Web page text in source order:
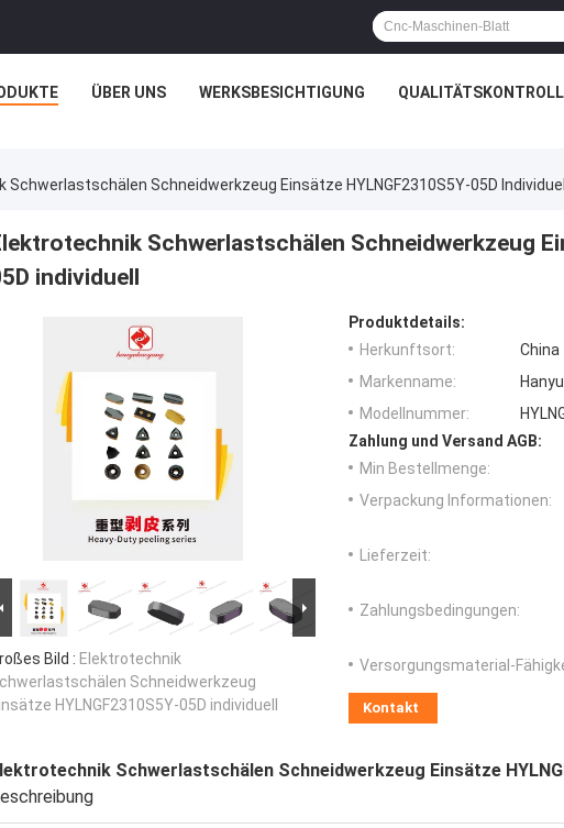
ÜBER UNS WERKSBESICHTIGUNG
Schwerlastschälen Schneidwerkzeug Einsätze HYLNGF2310S5Y-05D Individuell
Schwerlastschälen Schneidwerkzeug
individuell
Bild : Elektrotechnik
Schneidwerkzeug
HYLNGF2310S5Y-05D individuell
Produktdetails:
Herkunftsort:
China
Markenname:
Modellnummer:
Zahlung und Versand AGB:
Min Bestellmenge:
Verpackung Informationen:
Lieferzeit:
Zahlungsbedingungen:
Versorgungsmaterial-
Kontakt
Schwerlastschälen Schneidwerkzeug Einsätze